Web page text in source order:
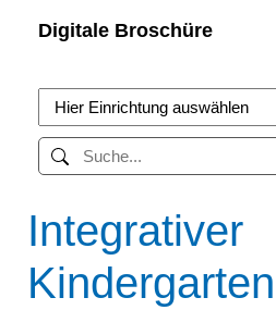
Digitale Broschüre
Integrativer
Kindergarten